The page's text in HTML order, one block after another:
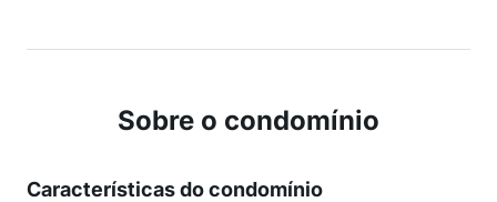
Sobre o condomínio
Características do condomínio